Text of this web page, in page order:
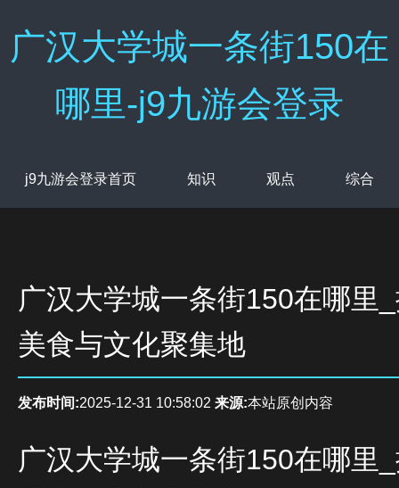
广汉大学城一条街150在
哪里-j9九游会登录
j9九游会登录首页 知识 观点 综合
广汉大学城一条街150在哪里
美食与文化聚集地
发布时间:2025-12-31 10:58:02 来源:本站原创内容
广汉大学城一条街150在哪里